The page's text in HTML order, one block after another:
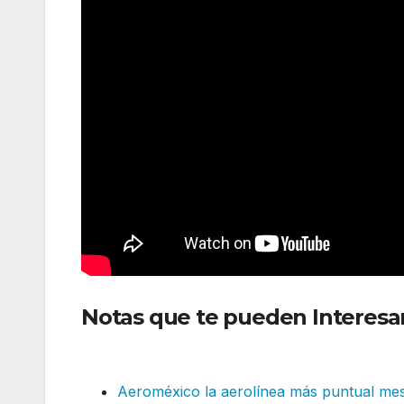
Notas que te pueden
Aeroméxico la aerolínea más puntual